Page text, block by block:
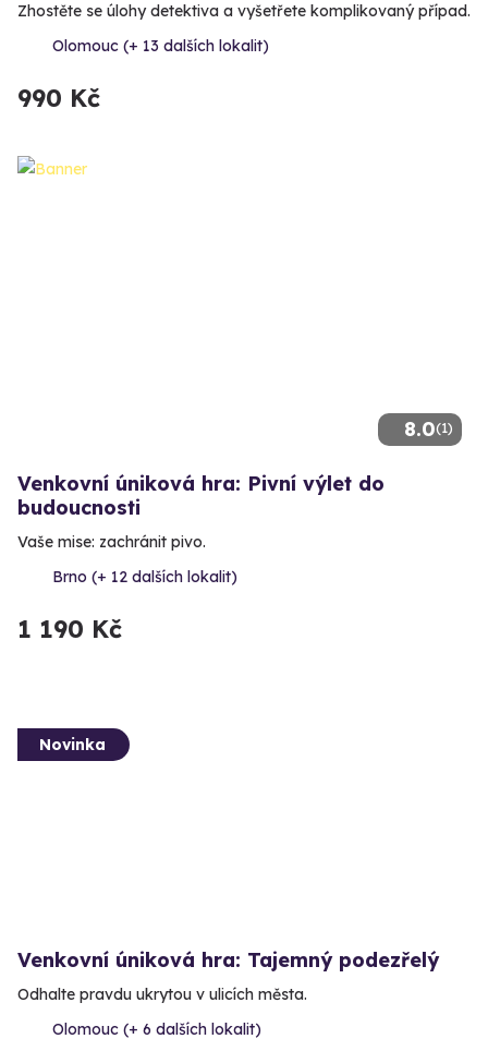
Zhostěte se úlohy detektiva a vyšetřete komplikovaný případ.
Olomouc (+ 13 dalších lokalit)
990 Kč
8.0(1)
Venkovní úniková hra: Pivní výlet do
budoucnosti
Vaše mise: zachránit pivo.
Brno (+ 12 dalších lokalit)
1 190 Kč
Novinka
Venkovní úniková hra: Tajemný podezřelý
Odhalte pravdu ukrytou v ulicích města.
Olomouc (+ 6 dalších lokalit)